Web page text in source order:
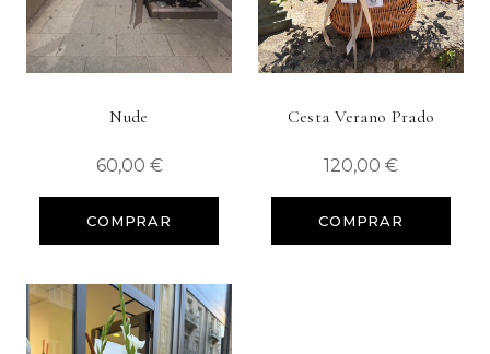
Nude
60,00 €
COMPRAR
Cesta Verano Prado
120,00 €
COMPRAR